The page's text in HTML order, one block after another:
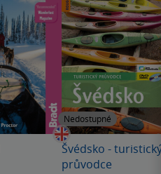
Nedostupné
Švédsko -
průvodce